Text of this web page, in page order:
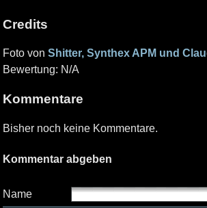
Credits
Foto von Shitter, Synthex APM und
Bewertung: N/A
Kommentare
Bisher noch keine Kommentare.
Kommentar abgeben
Name